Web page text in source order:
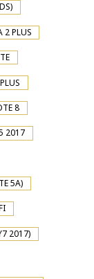
2 PLUS
8
2017
5A)
2017)